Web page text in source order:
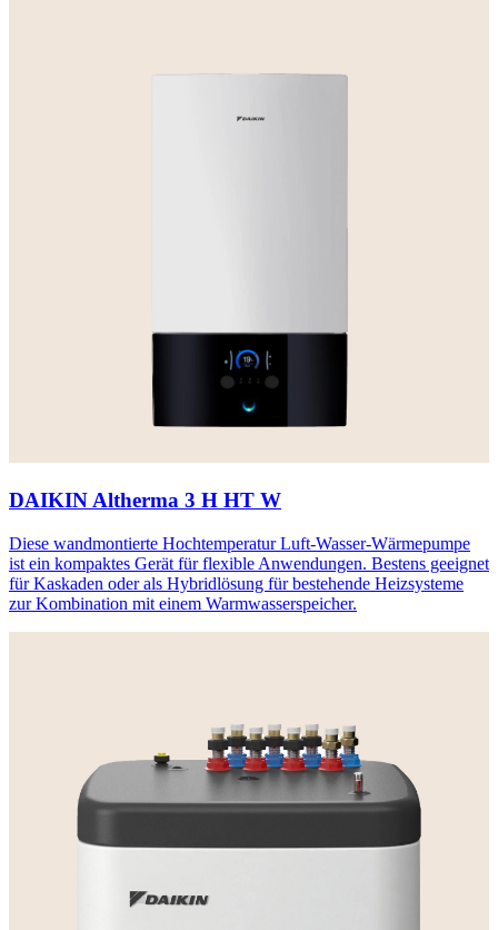
DAIKIN Altherma 3 H HT W
Diese wandmontierte Hochtemperatur Luft-Wasser-Wärmepumpe
ist ein kompaktes Gerät für flexible Anwendungen. Bestens geeignet
für Kaskaden oder als Hybridlösung für bestehende Heizsysteme
zur Kombination mit einem Warmwasserspeicher.